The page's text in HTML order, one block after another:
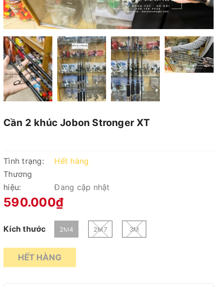
Cần 2 khúc Jobon Stronger XT
Tình trạng:
Hết hàng
Thương
hiệu:
Đang cập nhật
590.000₫
Kích thước 2M4 2M7 3M
HẾT HÀNG